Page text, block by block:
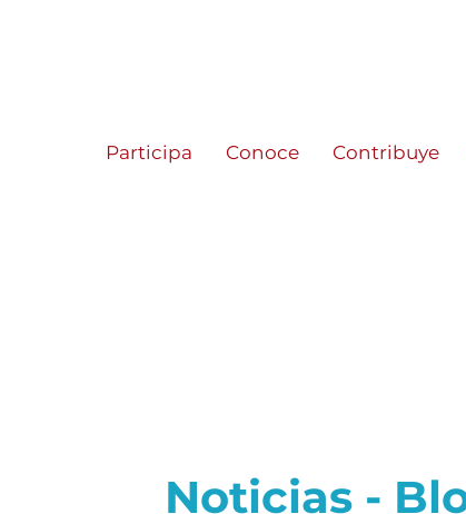
Participa Conoce Contribuye
Noticias -